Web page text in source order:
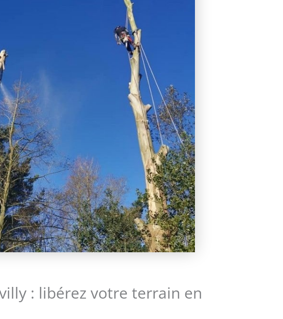
: libérez votre terrain en